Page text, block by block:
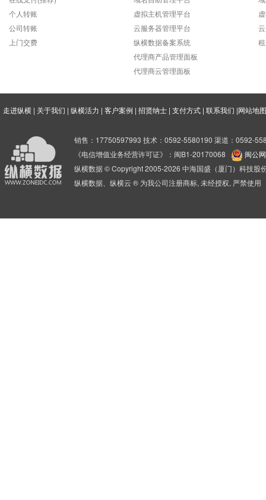
个人转账
公司转账
上门交费
虚拟主机管理平台
云服务器管理平台
纵横数据备案系统
代理商产品管理面板
代理商云管理面板
走进纵横 | 关于我们 | 纵横活力 | 客户案例 | 招贤纳士 | 支付方式 | 联系我们 |网站地图
销售：17750597993 技术：0592-5580190 渠道：0592-
《电信增值业务经营许可证》：闽B1-20170068
闽公
纵横数据 © Copyright 2005-2026 中海国盛（厦门）科技股
纵横数据、纵横云 ® 为我公司注册商标, 未经授权, 严禁使用